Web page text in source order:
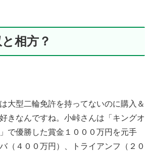
相方？
大型二輪免許を持ってないのに購入＆
きなんですね。小峠さんは「キングオ
で優勝した賞金１０００万円を元手
（４００万円）、トライアンフ（２０